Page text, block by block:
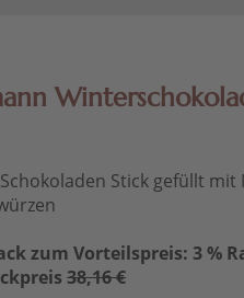
Stick gefüllt mit
zum Vorteilspreis: 3 %
38,16 €